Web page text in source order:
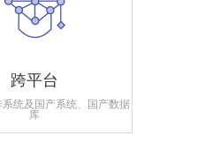
跨平台
统及国产系统、国产数据
库